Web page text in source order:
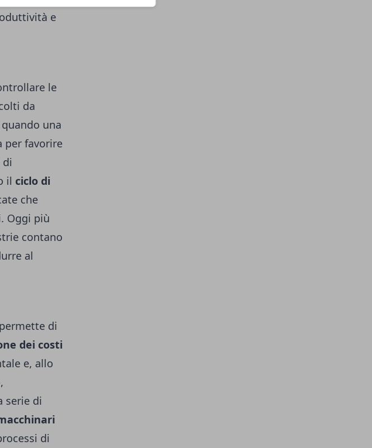
e
le
da
una
per favorire
il ciclo di
che
Oggi più
contano
al
di
dei costi
e, allo
serie di
di